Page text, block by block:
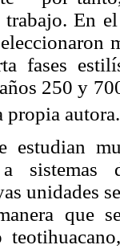
En
fases
250 y
propia autora.
estudian
a
unidades
que